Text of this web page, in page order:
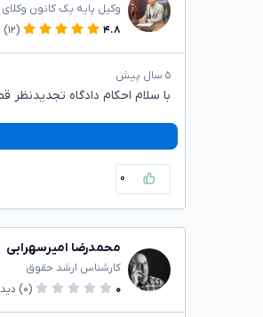
وکیل پایه یک کانون
۴.۸
(۱۲)
۵ سال پیش
با سلام احکام دادگاه
۰
محمدرضا امیرسهرابی
کارشناس ارشد حقوق
۰
(۰)